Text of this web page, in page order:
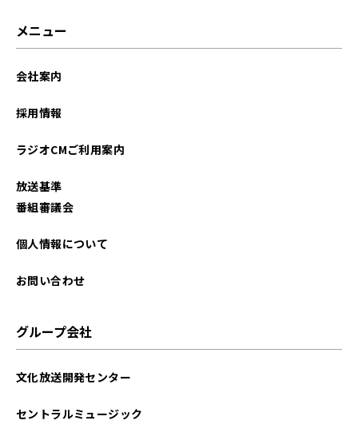
メニュー
会社案内
採用情報
ラジオCMご利用案内
放送基準
番組審議会
個人情報について
お問い合わせ
グループ会社
文化放送開発センター
セントラルミュージック